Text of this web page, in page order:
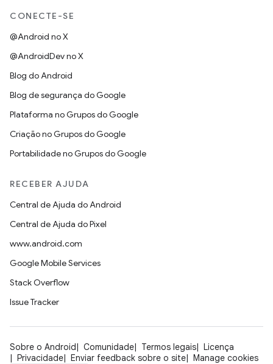
CONECTE-SE
@Android no X
@AndroidDev no X
Blog do Android
Blog de segurança do Google
Plataforma no Grupos do Google
Criação no Grupos do Google
Portabilidade no Grupos do Google
RECEBER AJUDA
Central de Ajuda do Android
Central de Ajuda do Pixel
www.android.com
Google Mobile Services
Stack Overflow
Issue Tracker
Sobre o Android Comunidade Termos legais
Licença
Privacidade
Enviar feedback sobre o site Manage cookies